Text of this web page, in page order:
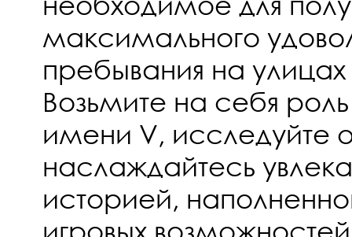
максимального
пребывания на
Возьмите на себя
имени V, исследуйте
наслаждайтесь
историей,